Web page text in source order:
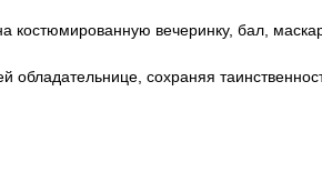
костюмированную вечеринку, бал,
сохраняя